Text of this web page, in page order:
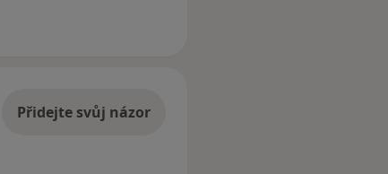
Přidejte svůj názor